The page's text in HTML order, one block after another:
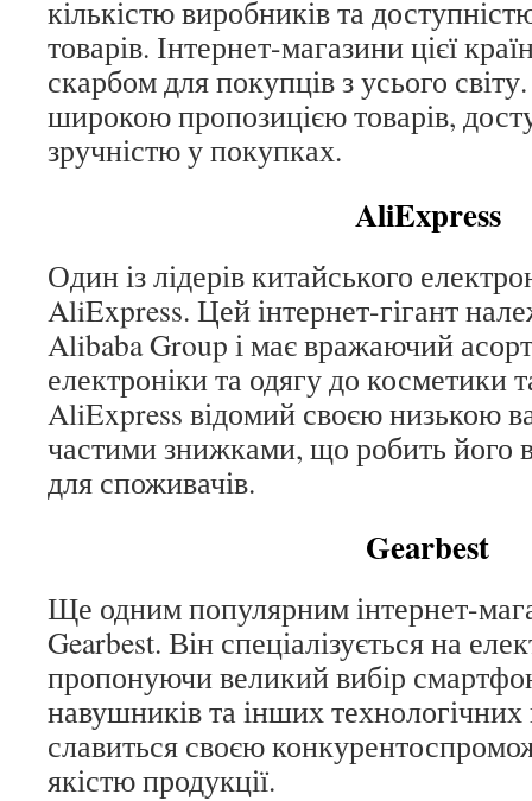
кількістю виробників та
товарів. Інтернет-магазини цієї
скарбом для покупців з усього
широкою пропозицією товарів,
зручністю у покупках.
AliExpress
Один із лідерів китайського
AliExpress. Цей інтернет-гігант
Alibaba Group і має вражаючий
електроніки та одягу до косметики
AliExpress відомий своєю низькою
частими знижками, що робить його
для споживачів.
Gearbest
Ще одним популярним інтернет-
Gearbest. Він спеціалізується на
пропонуючи великий вибір
навушників та інших
славиться своєю
якістю продукції.